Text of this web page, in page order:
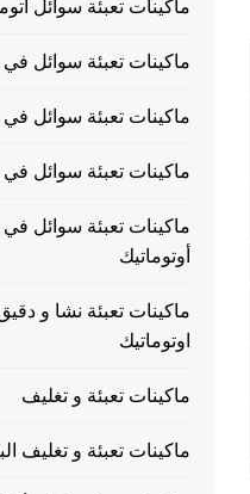
ماكينات تعبئة سوائل
ماكينات تعبئة سوائل
ماكينات تعبئة سوائل في
ماكينات تعبئة سوائل
ماكينات تعبئة سوائل
أوتوماتيك
ماكينات تعبئة نشا و
اوتوماتيك
ماكينات تعبئة و تغليف
ماكينات تعبئة و تغليف